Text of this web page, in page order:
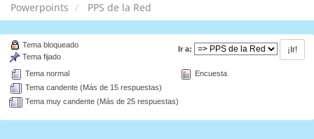
Powerpoints PPS de la Red
Ir a:
Tema normal
Tema candente (Más de 15 respuestas)
Tema muy candente (Más de 25 respuestas)
Tema bloqueado
Tema fijado
Encuesta